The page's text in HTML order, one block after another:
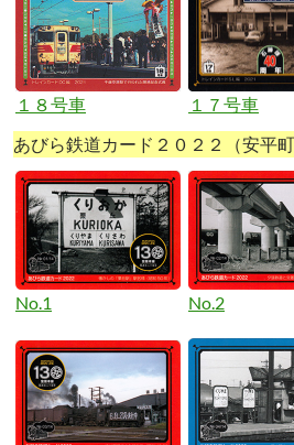
１８号車
１７号車
あびら鉄道カード２０２２（安平
No.1 No.2